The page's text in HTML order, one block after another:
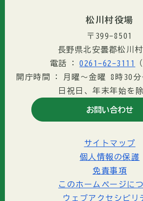
松川村役場
〒399-8501
長野県北安曇郡松川
電話
0261-62-3111
開庁時間
月曜～金曜 8時30分
日祝日、年末年始を除
お問い合わせ
サイトマップ
個人情報の保護
免責事項
このホームページに
ウェブアクセシビリ